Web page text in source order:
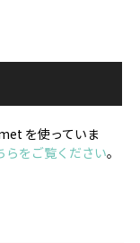
を使っていま
らをご覧ください。